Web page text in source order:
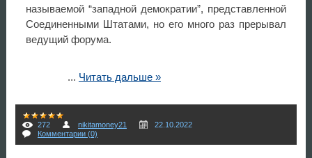
называемой “западной демократии”, представленной
Соединенными Штатами, но его много раз прерывал
ведущий форума.
... Читать дальше »
272 nikitamoney21
22.10.2022
Комментарии (0)